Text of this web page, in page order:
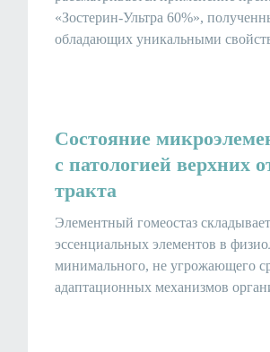
«Зостерин-Ультра 60%»,
обладающих уникальными
Состояние
с патологией верхних
тракта
Элементный гомеостаз
эссенциальных элементов в
минимального, не угрожающего
адаптационных механизмов